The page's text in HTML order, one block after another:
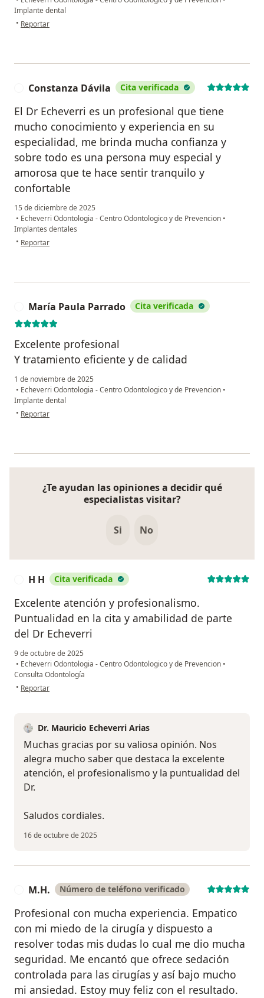
Implante dental
• en opinión del usuario Jhon Vargas
Reportar
Constanza Dávila Cita verificada
El Dr Echeverri es un profesional que tiene
mucho conocimiento y experiencia en su
especialidad, me brinda mucha confianza y
sobre todo es una persona muy especial y
amorosa que te hace sentir tranquilo y
confortable
15 de diciembre de 2025
• Echeverri Odontologia - Centro Odontologico y de Prevencion •
Implantes dentales
• en opinión del usuario Constanza Dávila
Reportar
María Paula Parrado Cita verificada
Excelente profesional
Y tratamiento eficiente y de calidad
1 de noviembre de 2025
• Echeverri Odontologia - Centro Odontologico y de Prevencion •
Implante dental
• en opinión del usuario María Paula Parrado
Reportar
¿Te ayudan las opiniones a decidir qué
especialistas visitar?
Si No
H H Cita verificada
Excelente atención y profesionalismo.
Puntualidad en la cita y amabilidad de parte
del Dr Echeverri
9 de octubre de 2025
• Echeverri Odontologia - Centro Odontologico y de Prevencion •
Consulta Odontología
• en opinión del usuario H H
Reportar
Dr. Mauricio Echeverri Arias
Muchas gracias por su valiosa opinión. Nos
alegra mucho saber que destaca la excelente
atención, el profesionalismo y la puntualidad del
Dr.
Saludos cordiales.
16 de octubre de 2025
M.H. Número de teléfono verificado
Profesional con mucha experiencia. Empatico
con mi miedo de la cirugía y dispuesto a
resolver todas mis dudas lo cual me dio mucha
seguridad. Me encantó que ofrece sedación
controlada para las cirugías y así bajo mucho
mi ansiedad. Estoy muy feliz con el resultado.